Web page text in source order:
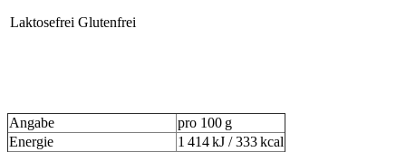
Laktosefrei Glutenfrei
Angabe
pro 100 g
Energie
1 414 kJ / 333 kcal